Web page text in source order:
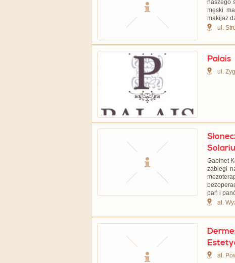
naszego
męski
makijaż
ul.
Palais
ul.
Gabinet
zabiegi
pań i
al.
al.